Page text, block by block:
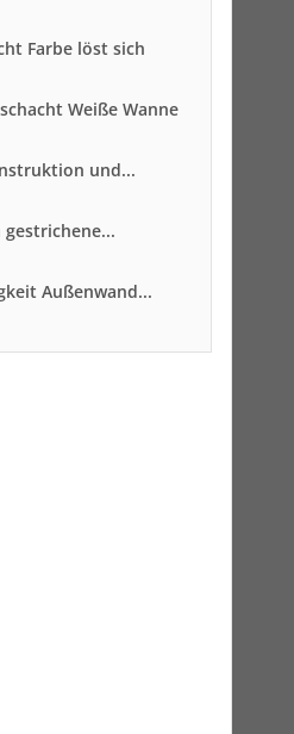
Farbe löst sich
Weiße Wanne
und...
Außenwand...